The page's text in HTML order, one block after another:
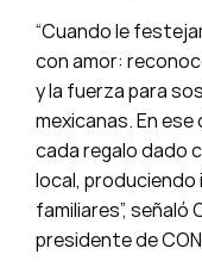
“Cuando le
con amor:
y la fuerza para
mexicanas. En ese
cada regalo dado
local, produciendo
familiares”,
presidente de